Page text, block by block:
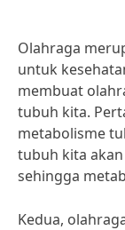
Olahraga
untuk
membuat
tubuh kita.
metabolisme
tubuh kita
sehingga
Kedua,